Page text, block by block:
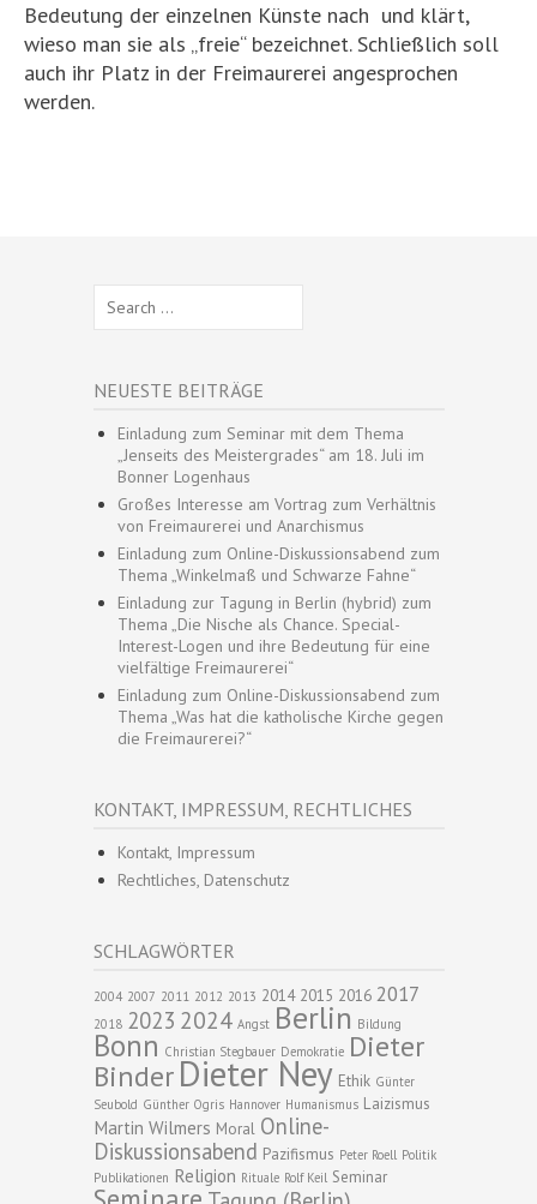
Bedeutung der einzelnen Künste nach und klärt,
wieso man sie als „freie“ bezeichnet. Schließlich soll
auch ihr Platz in der Freimaurerei angesprochen
werden.
for:
NEUESTE BEITRÄGE
Einladung zum Seminar mit dem Thema
„Jenseits des Meistergrades“ am 18. Juli im
Bonner Logenhaus
Großes Interesse am Vortrag zum Verhältnis
von Freimaurerei und Anarchismus
Einladung zum Online-Diskussionsabend zum
Thema „Winkelmaß und Schwarze Fahne“
Einladung zur Tagung in Berlin (hybrid) zum
Thema „Die Nische als Chance. Special-
Interest-Logen und ihre Bedeutung für eine
vielfältige Freimaurerei“
Einladung zum Online-Diskussionsabend zum
Thema „Was hat die katholische Kirche gegen
die Freimaurerei?“
KONTAKT, IMPRESSUM, RECHTLICHES
Kontakt, Impressum
Rechtliches, Datenschutz
SCHLAGWÖRTER
2004 2007 2011 2012 2013 2014 2015 2016 2017
2018 2023 2024 Angst Berlin Bildung
Bonn Christian Stegbauer Demokratie Dieter
BinderDieter Ney Ethik Günter
Seubold Günther Ogris Hannover Humanismus Laizismus
Martin Wilmers Moral Online-
Diskussionsabend Pazifismus Peter Roell Politik
Publikationen Religion Rituale Rolf Keil Seminar